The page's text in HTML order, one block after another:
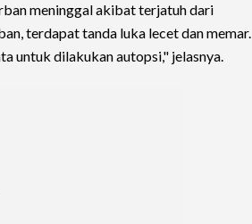
meninggal akibat terjatuh dari
terdapat tanda luka lecet dan memar.
untuk dilakukan autopsi," jelasnya.